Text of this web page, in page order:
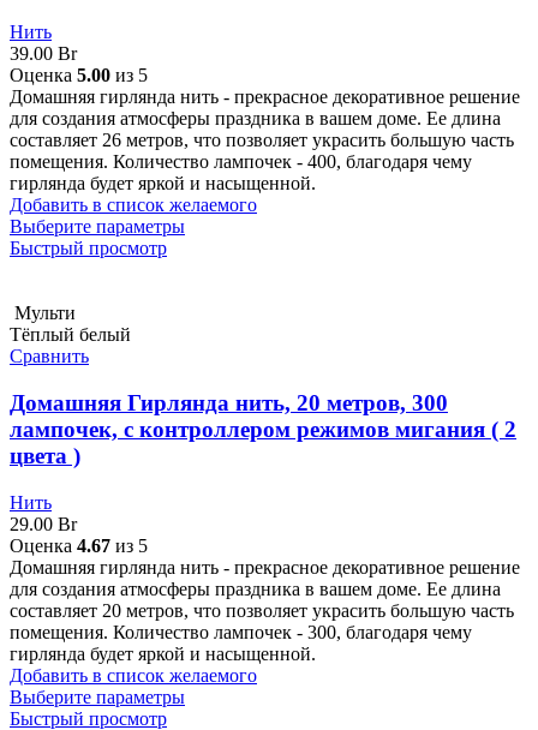
Нить
39.00 Br
Оценка 5.00 из 5
Домашняя гирлянда нить - прекрасное декоративное решение
для создания атмосферы праздника в вашем доме. Ее длина
составляет 26 метров, что позволяет украсить большую часть
помещения. Количество лампочек - 400, благодаря чему
гирлянда будет яркой и насыщенной.
Добавить в список желаемого
Выберите параметры
Быстрый просмотр
Мульти
Тёплый белый
Сравнить
Домашняя Гирлянда нить, 20 метров, 300
лампочек, с контроллером режимов мигания ( 2
цвета )
Нить
29.00 Br
Оценка 4.67 из 5
Домашняя гирлянда нить - прекрасное декоративное решение
для создания атмосферы праздника в вашем доме. Ее длина
составляет 20 метров, что позволяет украсить большую часть
помещения. Количество лампочек - 300, благодаря чему
гирлянда будет яркой и насыщенной.
Добавить в список желаемого
Выберите параметры
Быстрый просмотр